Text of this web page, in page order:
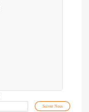
Suivez Nous